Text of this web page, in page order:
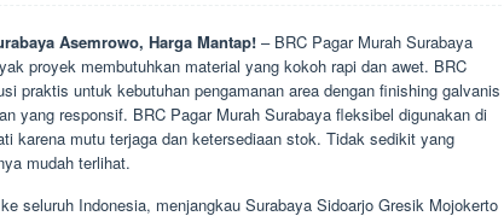
Asemrowo, Harga Mantap!– BRC Pagar Murah Surabaya
proyek membutuhkan material yang kokoh rapi dan awet. BRC
praktis untuk kebutuhan pengamanan area dengan finishing galvanis
yang responsif. BRC Pagar Murah Surabaya fleksibel digunakan di
karena mutu terjaga dan ketersediaan stok. Tidak sedikit yang
mudah terlihat.
seluruh Indonesia, menjangkau Surabaya Sidoarjo Gresik Mojokerto